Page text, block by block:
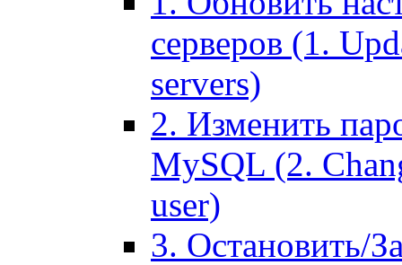
серверов (1.
servers)
2. Изменить
MySQL (2.
user)
3. Остановить/